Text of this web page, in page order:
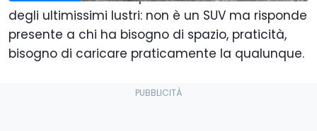
degli ultimissimi lustri: non è un SUV ma risponde
presente a chi ha bisogno di spazio, praticità,
bisogno di caricare praticamente la qualunque.